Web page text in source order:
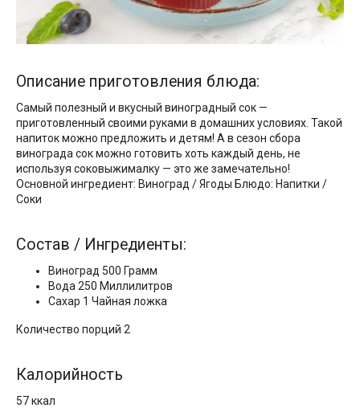
Описание приготовления блюда:
Самый полезный и вкусный виноградный сок —
приготовленный своими руками в домашних условиях. Такой
напиток можно предложить и детям! А в сезон сбора
винограда сок можно готовить хоть каждый день, не
используя соковыжималку — это же замечательно!
Основной ингредиент: Виноград / Ягоды Блюдо: Напитки /
Соки
Состав / Ингредиенты:
Виноград 500 Грамм
Вода 250 Миллилитров
Сахар 1 Чайная ложка
Количество порций 2
Калорийность
57 ккал